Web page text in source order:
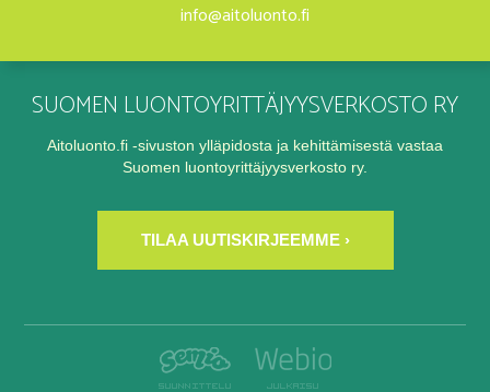
info@aitoluonto.fi
SUOMEN LUONTOYRITTÄJYYSVERKOSTO RY
Aitoluonto.fi -sivuston ylläpidosta ja kehittämisestä vastaa
Suomen luontoyrittäjyysverkosto ry.
TILAA UUTISKIRJEEMME ›